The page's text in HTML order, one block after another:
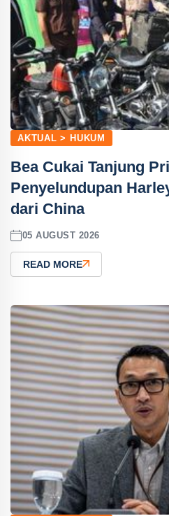
AKTUAL > HUKUM
Bea Cukai Tanjung
Penyelundupan
dari China
05 AUGUST 2026
READ MORE